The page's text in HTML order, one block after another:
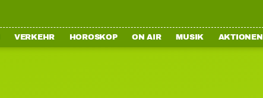
VERKEHR HOROSKOP ON AIR MUSIK AKTIONEN